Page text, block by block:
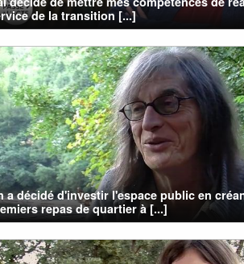
de la transition [...]
a décidé d'investir l'espace public en
repas de quartier à [...]